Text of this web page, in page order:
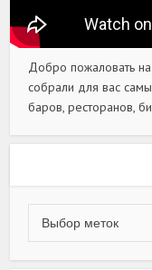
Добро пожаловать
собрали для вас
баров, ресторанов,